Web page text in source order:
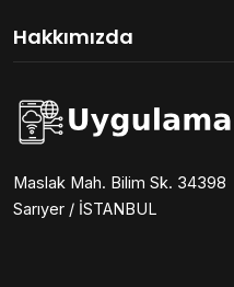
Hakkımızda
Maslak Mah. Bilim Sk. 34398
Sarıyer / İSTANBUL